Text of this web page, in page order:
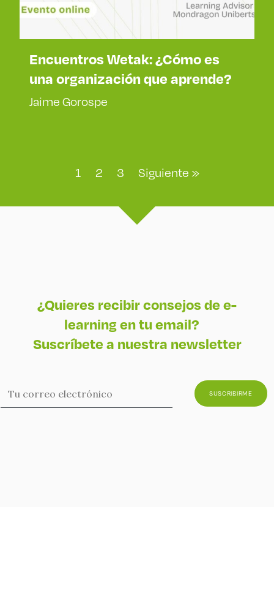
Encuentros Wetak: ¿Cómo es
una organización que aprende?
Jaime Gorospe
1 2 3 Siguiente »
¿Quieres recibir consejos de e-
learning en tu email?
Suscríbete a nuestra newsletter